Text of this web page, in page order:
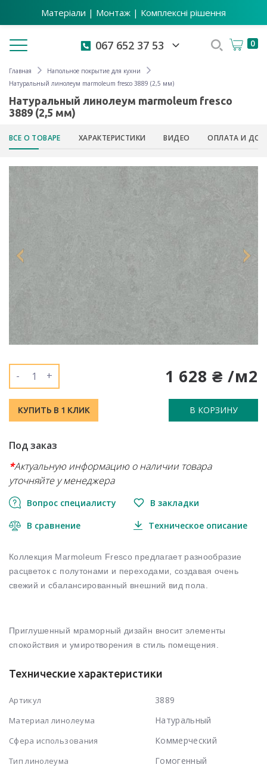
Матеріали | Монтаж | Комплексні рішення
Toggle navigation 067 652 37 53 0
Главная
Напольное покрытие для кухни
Натуральный линолеум marmoleum fresco 3889 (2,5 мм)
Натуральный линолеум marmoleum fresco
3889 (2,5 мм)
ВСЕ О ТОВАРЕ ХАРАКТЕРИСТИКИ ВИДЕО ОПЛАТА И
1 628 ₴ /м2
- +
КУПИТЬ В 1 КЛИК В КОРЗИНУ
Под заказ
*Актуальную информацию о наличии товара
уточняйте у менеджера
Вопрос специалисту В закладки
В сравнение Техническое описание
Коллекция Marmoleum Fresco предлагает разнообразие
расцветок с полутонами и переходами, создавая очень
свежий и сбалансированный внешний вид пола.
Приглушенный мраморный дизайн вносит элементы
спокойствия и умиротворения в стиль помещения.
Технические характеристики
Артикул 3889
Материал линолеума Натуральный
Сфера использования Коммерческий
Тип линолеума Гомогенный